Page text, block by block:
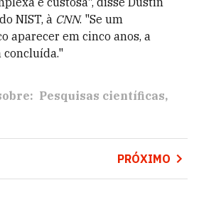
NIST, à CNN. "Se um
aparecer em cinco anos, a
concluída."
Pesquisas científicas
PRÓXIMO